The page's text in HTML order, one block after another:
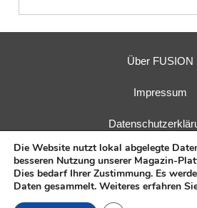
Über FUSION
Impressum
Herausgeber:Fusions-Energie-
Die Website nutzt lokal abgelegte
besseren Nutzung unserer Magazin-
Dies bedarf Ihrer Zustimmung. Es
Daten gesammelt. Weiteres erfahren